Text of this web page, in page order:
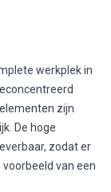
werkplek in
zijn
De hoge
zodat er
van een